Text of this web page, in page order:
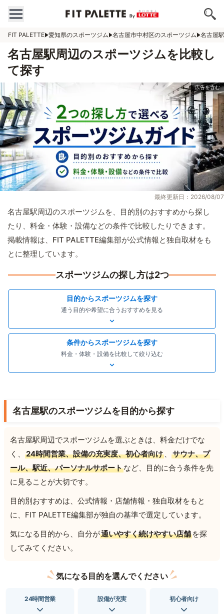
FIT PALETTE 愛知県のスポーツジム 名古屋市中村区のスポーツジム 名古屋
名古屋駅周辺のスポーツジムを比較し
て探す
最終更新日：2026/08/07
名古屋駅周辺のスポーツジムを、目的別のおすすめから探し
たり、料金・体験・設備などの条件で比較したりできます。
掲載情報は、FIT PALETTE編集部が公式情報と独自取材をも
とに整理しています。
スポーツジムの探し方は2つ
目的からスポーツジムを探す
通う目的や希望に合うおすすめを見る
条件からスポーツジムを探す
料金・体験・設備を比較して絞り込む
名古屋駅のスポーツジムを目的から探す
名古屋駅周辺でスポーツジムを選ぶときは、料金だけでな
く、
24時間営業、設備の充実度、初心者向け 、
サウナ、プ
ール、駅近、パーソナルサポートなど、目的に合う条件を先
に見ることが大切です。
目的別おすすめは、公式情報・店舗情報・独自取材をもと
に、FIT PALETTE編集部が独自の基準で選定しています。
気になる目的から、自分が通いやすく続けやすい店舗 を探
してみてください。
気になる目的を選んでください
24時間営業 設備が充実 初心者向け